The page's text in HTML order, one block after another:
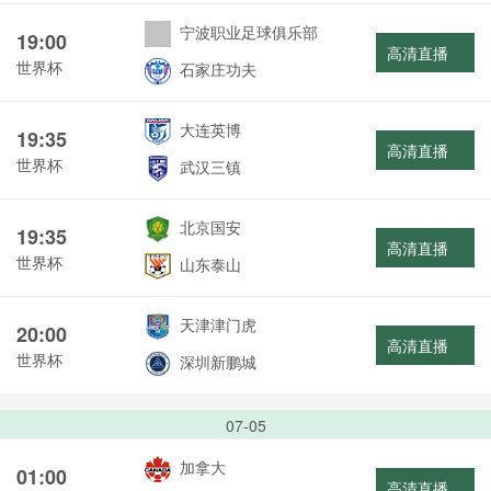
19:00
世界杯
宁波职业足球俱乐部
石家庄功夫
高清直播
19:35
世界杯
大连英博
武汉三镇
高清直播
19:35
世界杯
北京国安
山东泰山
高清直播
20:00
世界杯
天津津门虎
深圳新鹏城
高清直播
07-05
01:00
加拿大